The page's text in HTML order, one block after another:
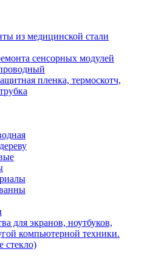
из медицинской стали
сенсорных модулей
пленка, термоскотч,
для экранов, ноутбуков,
компьютерной техники.
стекло)